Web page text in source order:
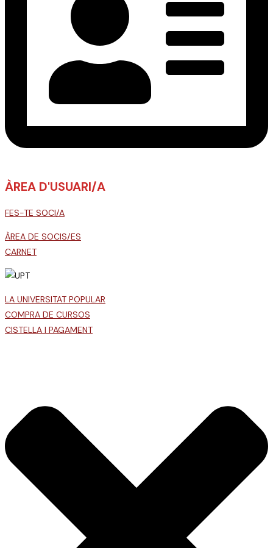
ÀREA D'USUARI/A
FES-TE SOCI/A
ÀREA DE SOCIS/ES
CARNET
LA UNIVERSITAT POPULAR
COMPRA DE CURSOS
CISTELLA I PAGAMENT